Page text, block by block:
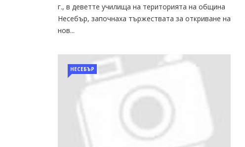
г., в деветте училища на територията на община
Несебър, започнаха тържествата за откриване на
нов...
НЕСЕБЪР